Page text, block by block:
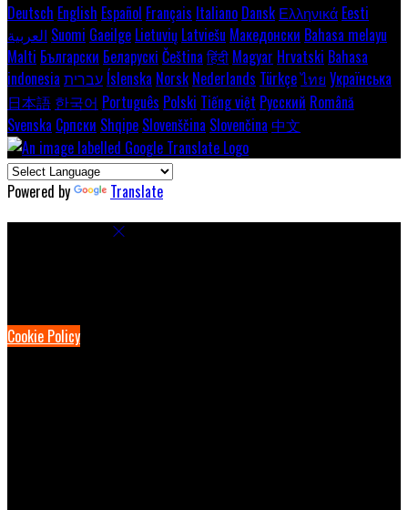
Deutsch English Español Français Italiano Dansk Ελληνικά Eesti
العربية Suomi Gaeilge Lietuvių Latviešu Македонски Bahasa melayu
Malti Български Беларускі Čeština हिंदी Magyar Hrvatski Bahasa
indonesia עברית Íslenska Norsk Nederlands Türkçeไทย Українська
日本語 한국어 Português Polski Tiếng việt Русский Română
Svenska Српски Shqipe Slovenščina Slovenčina 中文
Powered by Translate
Cookie Policy